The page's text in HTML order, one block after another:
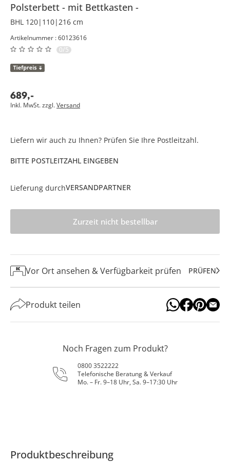
Polsterbett mit Bettkasten
BHL 120|110|216 cm
Artikelnummer : 60123616
0/5
689,-
Inkl. MwSt. zzgl.Versand
Liefern wir auch zu Ihnen? Prüfen Sie Ihre Postleitzahl.
BITTE POSTLEITZAHL EINGEBEN
Lieferung durchVERSANDPARTNER
Zurzeit nicht bestellbar
Vor Ort ansehen & Verfügbarkeit prüfen PRÜFEN
Produkt teilen
Noch Fragen zum Produkt?
0800 3522222
Telefonische Beratung & Verkauf
Mo. – Fr. 9–18 Uhr, Sa. 9–17:30 Uhr
Produktbeschreibung